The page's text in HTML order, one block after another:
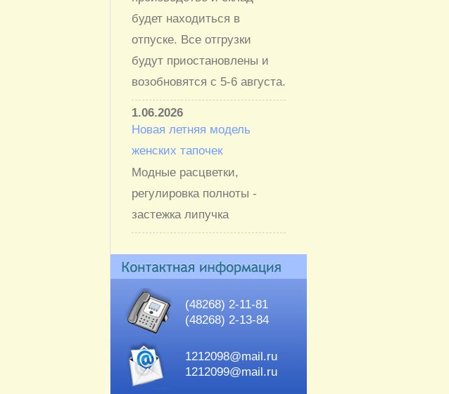
будет находиться в
отпуске. Все отгрузки
будут приостановлены и
возобновятся с 5-6 августа.
1.06.2026
Новая летняя модель
женских тапочек
Модные расцветки,
регулировка полноты -
застежка липучка
(48268) 2-11-81
(48268) 2-13-84
1212098@mail.ru
1212099@mail.ru